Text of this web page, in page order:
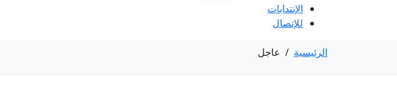
الإنتدابات
للإتصال
الرئيسية / عاجل